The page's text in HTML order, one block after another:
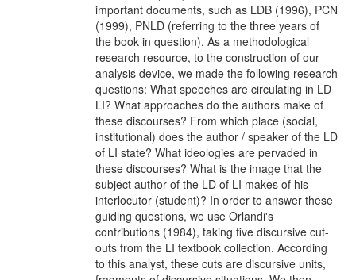
important documents, such as LDB (1996), PCN
(1999), PNLD (referring to the three years of
the book in question). As a methodological
research resource, to the construction of our
analysis device, we made the following research
questions: What speeches are circulating in LD
LI? What approaches do the authors make of
these discourses? From which place (social,
institutional) does the author / speaker of the LD
of LI state? What ideologies are pervaded in
these discourses? What is the image that the
subject author of the LD of LI makes of his
interlocutor (student)? In order to answer these
guiding questions, we use Orlandi's
contributions (1984), taking five discursive cut-
outs from the LI textbook collection. According
to this analyst, these cuts are discursive units,